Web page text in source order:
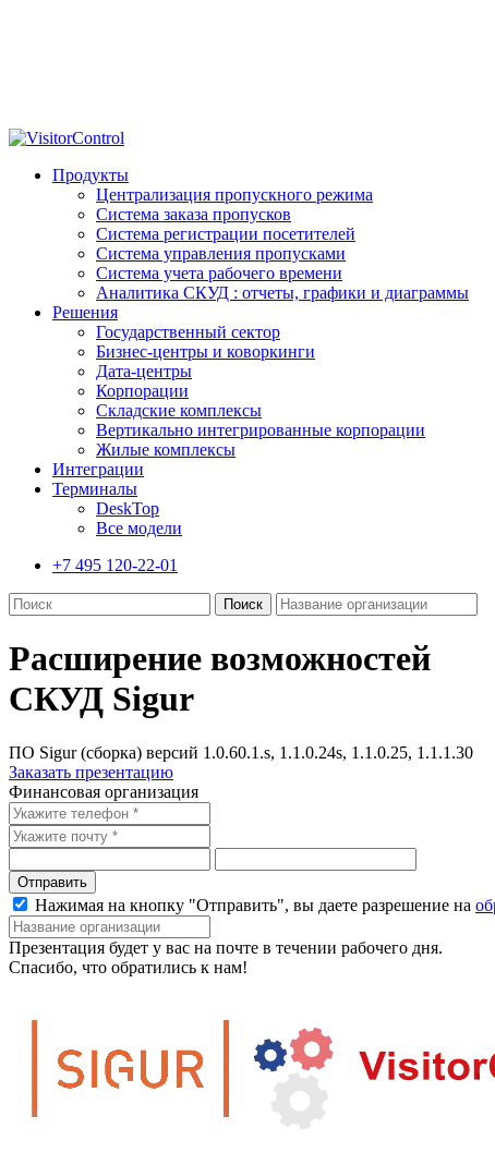
Продукты
Централизация пропускного режима
Система заказа пропусков
Система регистрации посетителей
Система управления пропусками
Система учета рабочего времени
Аналитика СКУД : отчеты, графики и диаграммы
Решения
Государственный сектор
Бизнес-центры и коворкинги
Дата-центры
Корпорации
Складские комплексы
Вертикально интегрированные корпорации
Жилые комплексы
Интеграции
Терминалы
DeskTop
Все модели
+7 495 120-22-01
Расширение возможностей
СКУД Sigur
ПО Sigur (сборка) версий 1.0.60.1.s, 1.1.0.24s, 1.1.0.25, 1.1.1.30
Заказать презентацию
Финансовая организация
Отправить
Нажимая на кнопку "Отправить", вы даете разрешение на
Презентация будет у вас на почте в течении рабочего дня.
Спасибо, что обратились к нам!